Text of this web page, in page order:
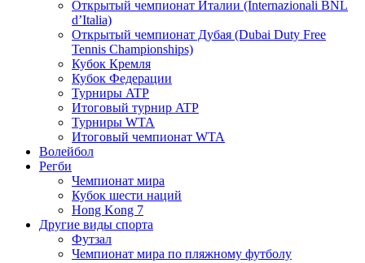
Открытый чемпионат Италии (Internazionali BNL
d’Italia)
Открытый чемпионат Дубая (Dubai Duty Free
Tennis Championships)
Кубок Кремля
Кубок Федерации
Турниры ATP
Итоговый турнир ATP
Турниры WTA
Итоговый чемпионат WTA
Волейбол
Регби
Чемпионат мира
Кубок шести наций
Hong Kong 7
Другие виды спорта
Футзал
Чемпионат мира по пляжному футболу